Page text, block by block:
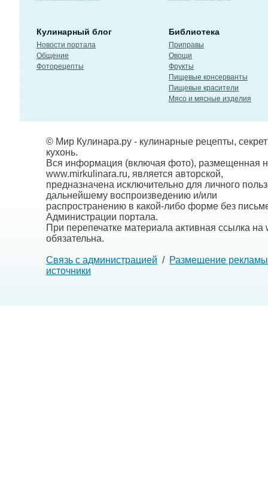
Кулинарный блог
Новости портала
Общение
Фоторецепты
Библиотека
Приправы
Овощи
Фрукты
Пищевые консерванты
Пищевые красители
Мясо и мясные изделия
© Мир Кулинара.ру - кулинарные рецепты,
кухонь.
Вся информация (включая фото), размещенная
www.mirkulinara.ru, является авторской,
предназначена исключительно для личного
дальнейшему воспроизведению и/или
распространению в какой-либо форме без
Администрации портала.
При перепечатке материала активная ссылка на
обязательна.
Связь с администрацией / Размещение рекламы
источники